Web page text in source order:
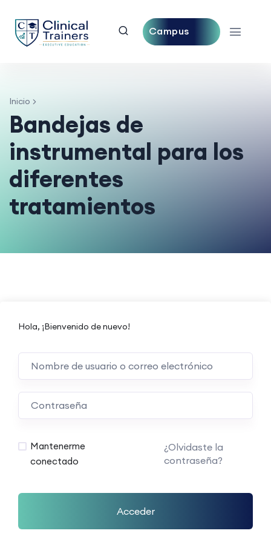
Campus
Inicio
Bandejas de
instrumental para los
diferentes
tratamientos
Hola, ¡Bienvenido de nuevo!
Mantenerme
conectado
¿Olvidaste la
contraseña?
Acceder